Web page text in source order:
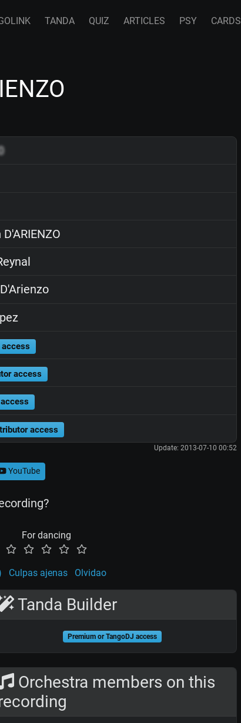
TANDA QUIZ ARTICLES PSY CARDS
access
access
access
Update: 2013-07-10 00:52
YouTube
For dancing
Culpas ajenas Olvidao
Tanda Builder
Premium or TangoDJ access
Orchestra members on this